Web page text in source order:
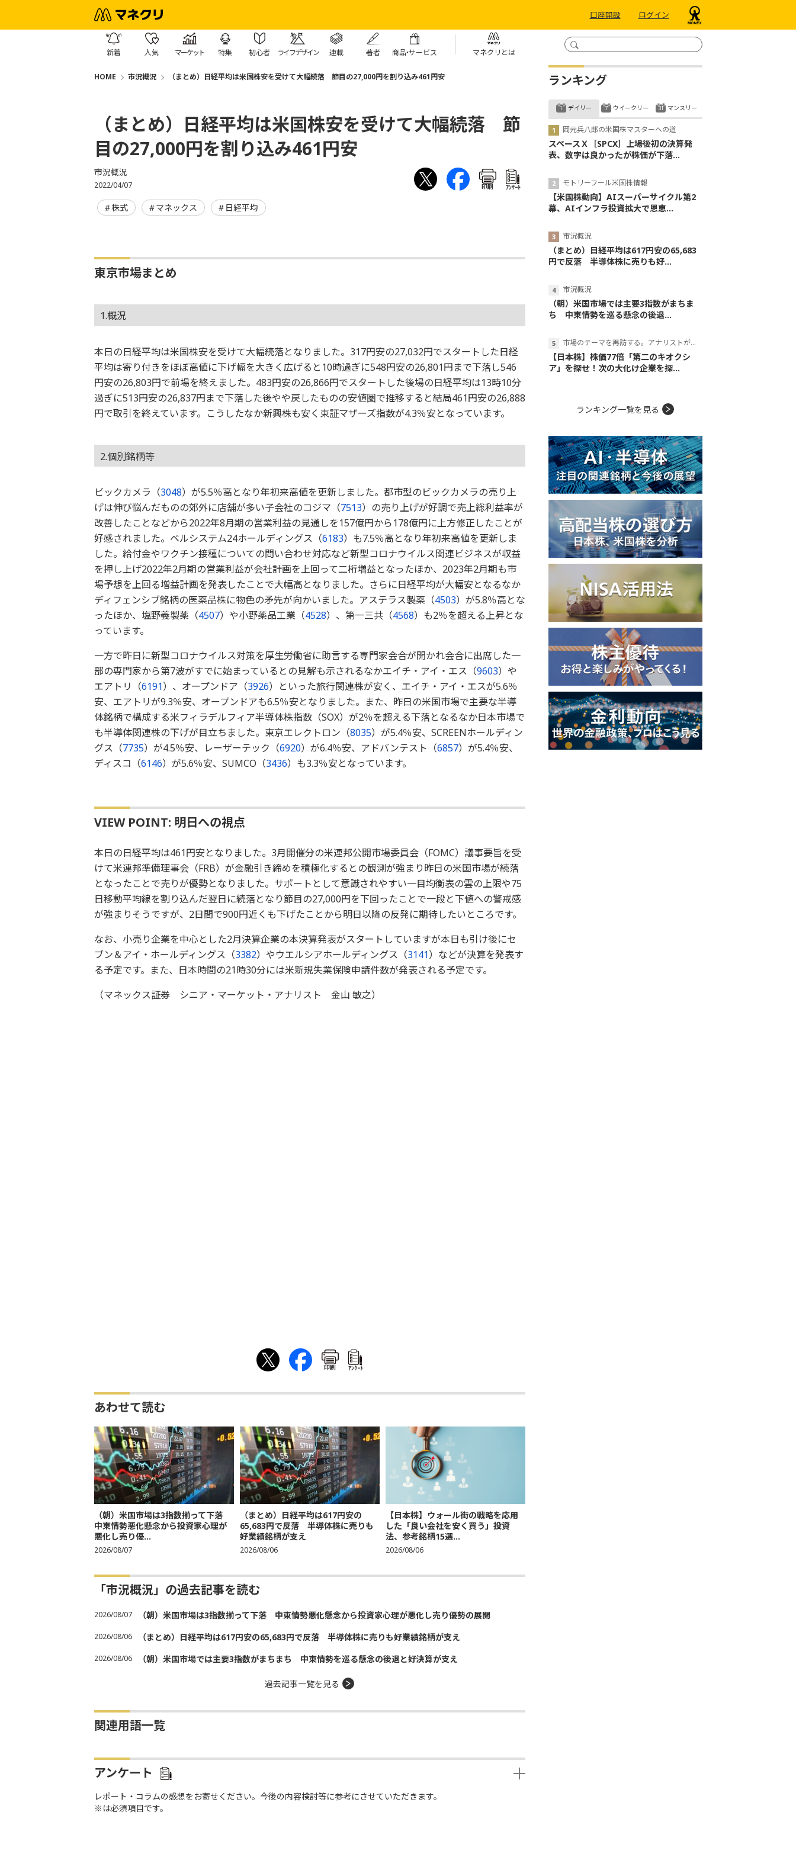
口座開設 ログイン
新着 人気 マーケット 特集 初心者 ライフデザイン 連載 著者 商品・サービス マネクリとは
HOME 市況概況 （まとめ）日経平均は米国株安を受けて大幅続落 節目の27,000円を割り込み461円安
（まとめ）日経平均は米国株安を受けて大幅続落 節
目の27,000円を割り込み461円安
市況概況
2022/04/07 印刷 ｱﾝｹｰﾄ
株式 マネックス 日経平均
東京市場まとめ
1.概況
本日の日経平均は米国株安を受けて大幅続落となりました。317円安の27,032円でスタートした日経
平均は寄り付きをほぼ高値に下げ幅を大きく広げると10時過ぎに548円安の26,801円まで下落し546
円安の26,803円で前場を終えました。483円安の26,866円でスタートした後場の日経平均は13時10分
過ぎに513円安の26,837円まで下落した後やや戻したものの安値圏で推移すると結局461円安の26,888
円で取引を終えています。こうしたなか新興株も安く東証マザーズ指数が4.3％安となっています。
2.個別銘柄等
ビックカメラ（3048）が5.5％高となり年初来高値を更新しました。都市型のビックカメラの売り上
げは伸び悩んだものの郊外に店舗が多い子会社のコジマ（7513）の売り上げが好調で売上総利益率が
改善したことなどから2022年8月期の営業利益の見通しを157億円から178億円に上方修正したことが
好感されました。ベルシステム24ホールディングス（6183）も7.5％高となり年初来高値を更新しま
した。給付金やワクチン接種についての問い合わせ対応など新型コロナウイルス関連ビジネスが収益
を押し上げ2022年2月期の営業利益が会社計画を上回って二桁増益となったほか、2023年2月期も市
場予想を上回る増益計画を発表したことで大幅高となりました。さらに日経平均が大幅安となるなか
ディフェンシブ銘柄の医薬品株に物色の矛先が向かいました。アステラス製薬（4503）が5.8％高とな
ったほか、塩野義製薬（4507）や小野薬品工業（4528）、第一三共（4568）も2％を超える上昇とな
っています。
一方で昨日に新型コロナウイルス対策を厚生労働省に助言する専門家会合が開かれ会合に出席した一
部の専門家から第7波がすでに始まっているとの見解も示されるなかエイチ・アイ・エス（9603）や
エアトリ（6191）、オープンドア（3926）といった旅行関連株が安く、エイチ・アイ・エスが5.6％
安、エアトリが9.3％安、オープンドアも6.5％安となりました。また、昨日の米国市場で主要な半導
体銘柄で構成する米フィラデルフィア半導体株指数（SOX）が2％を超える下落となるなか日本市場で
も半導体関連株の下げが目立ちました。東京エレクトロン（8035）が5.4％安、SCREENホールディン
グス（7735）が4.5％安、レーザーテック（6920）が6.4％安、アドバンテスト（6857）が5.4％安、
ディスコ（6146）が5.6％安、SUMCO（3436）も3.3％安となっています。
VIEW POINT: 明日への視点
本日の日経平均は461円安となりました。3月開催分の米連邦公開市場委員会（FOMC）議事要旨を受
けて米連邦準備理事会（FRB）が金融引き締めを積極化するとの観測が強まり昨日の米国市場が続落
となったことで売りが優勢となりました。サポートとして意識されやすい一目均衡表の雲の上限や75
日移動平均線を割り込んだ翌日に続落となり節目の27,000円を下回ったことで一段と下値への警戒感
が強まりそうですが、2日間で900円近くも下げたことから明日以降の反発に期待したいところです。
なお、小売り企業を中心とした2月決算企業の本決算発表がスタートしていますが本日も引け後にセ
ブン＆アイ・ホールディングス（3382）やウエルシアホールディングス（3141）などが決算を発表す
る予定です。また、日本時間の21時30分には米新規失業保険申請件数が発表される予定です。
（マネックス証券 シニア・マーケット・アナリスト 金山 敏之）
印刷 ｱﾝｹｰﾄ
あわせて読む
（朝）米国市場は3指数揃って下落
中東情勢悪化懸念から投資家心理が
悪化し売り優...
2026/08/07
（まとめ）日経平均は617円安の
65,683円で反落 半導体株に売りも
好業績銘柄が支え
2026/08/06
【日本株】ウォール街の戦略を応用
した「良い会社を安く買う」投資
法、参考銘柄15選...
2026/08/06
「市況概況」の過去記事を読む
2026/08/07 （朝）米国市場は3指数揃って下落 中東情勢悪化懸念から投資家心理が悪化し売り優勢の展開
2026/08/06 （まとめ）日経平均は617円安の65,683円で反落 半導体株に売りも好業績銘柄が支え
2026/08/06 （朝）米国市場では主要3指数がまちまち 中東情勢を巡る懸念の後退と好決算が支え
過去記事一覧を見る
関連用語一覧
アンケート
レポート・コラムの感想をお寄せください。今後の内容検討等に参考にさせていただきます。
※は必須項目です。
ランキング
デイリー
岡元兵八郎の米国株マスターへの道
スペースＸ［SPCX］上場後初の決算発
表、数字は良かったが株価が下落...
モトリーフール米国株情報
【米国株動向】AIスーパーサイクル第2
幕、AIインフラ投資拡大で恩恵...
市況概況
（まとめ）日経平均は617円安の65,683
円で反落 半導体株に売りも好...
市況概況
（朝）米国市場では主要3指数がまちま
ち 中東情勢を巡る懸念の後退...
市場のテーマを再訪する。アナリストが読み解くテーマの本質
【日本株】株価77倍「第二のキオクシ
ア」を探せ！次の大化け企業を探...
ウイークリー マンスリー
ランキング一覧を見る